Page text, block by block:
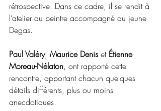
rétrospective. Dans ce cadre, il se rendit à
l’atelier du peintre accompagné du jeune
Degas.
Paul Valéry, Maurice Denis et Étienne
Moreau-Nélaton, ont rapporté cette
rencontre, apportant chacun quelques
détails différents, plus ou moins
anecdotiques.